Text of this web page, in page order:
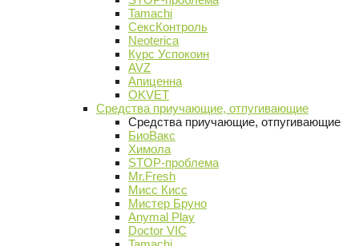
Tamachi
СексКонтроль
Neoterica
Курс Успокоин
AVZ
Апиценна
OKVET
Средства приучающие, отпугивающие
Средства приучающие, отпугивающие
БиоВакс
Химола
STOP-проблема
Mr.Fresh
Мисс Кисс
Мистер Бруно
Anymal Play
Doctor VIC